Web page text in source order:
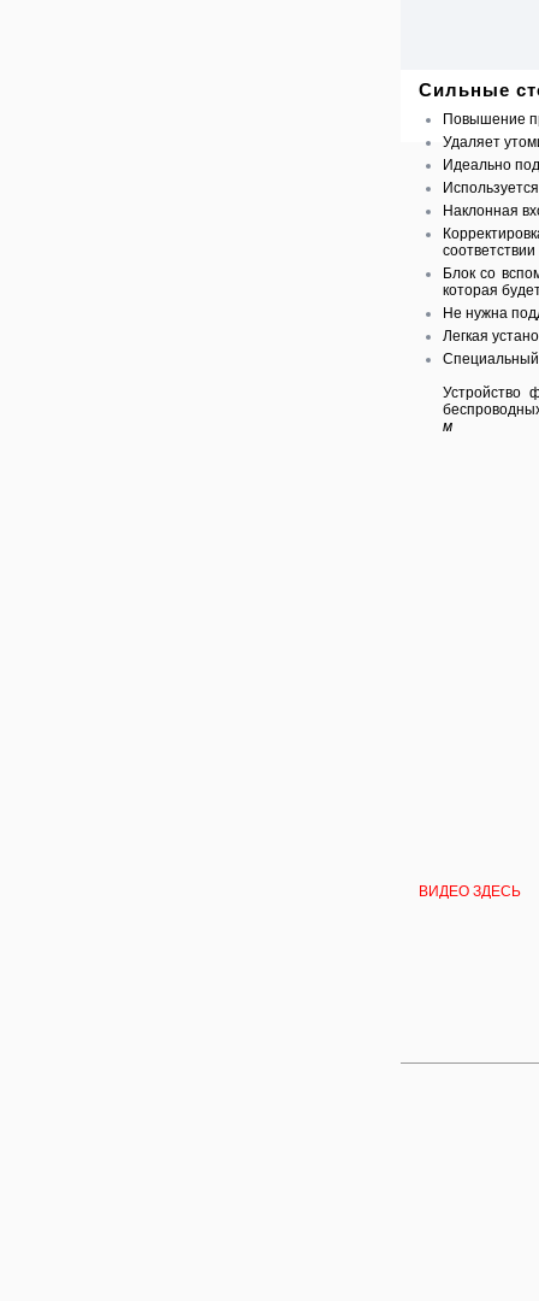
Сильные
Повышение
Удаляет
Идеально
Наклонная
Блок со
которая
Не нужна
Легкая
Специальный
Устройство
м
ВИДЕО ЗДЕСЬ